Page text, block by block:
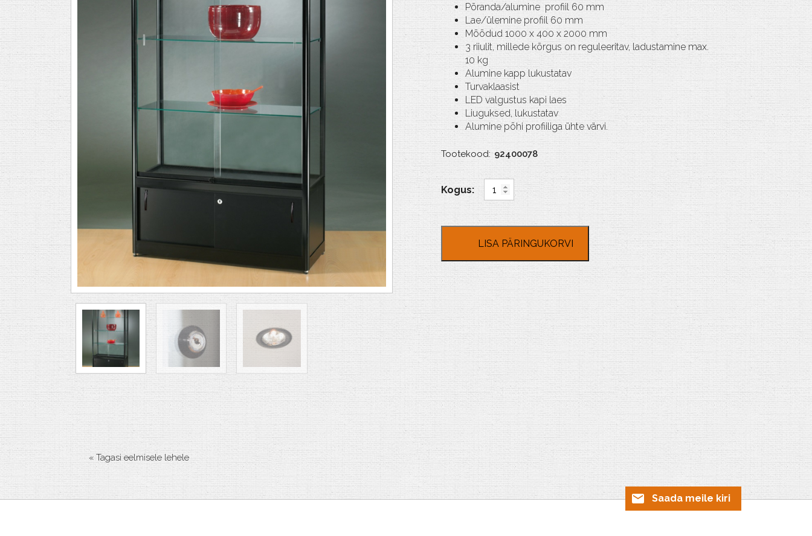
Põranda/alumine profiil 60 mm
Lae/ülemine profiil 60 mm
Mõõdud 1000 x 400 x 2000 mm
3 riiulit, millede kõrgus on reguleeritav, ladustamine max.
10 kg
Alumine kapp lukustatav
Turvaklaasist
LED valgustus kapi laes
Liuguksed, lukustatav
Alumine põhi profiiliga ühte värvi.
Tootekood: 92400078
GPC
1000-
Black
kogus
LISA PÄRINGUKORVI
« Tagasi eelmisele lehele
Saada meile kiri